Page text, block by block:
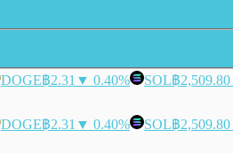
DOGE฿2.31 ▼ 0.40% SOL฿2,509.80
DOGE฿2.31 ▼ 0.40% SOL฿2,509.80